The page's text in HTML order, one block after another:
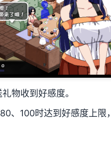
物收到好感度。
、100时达到好感度上限，